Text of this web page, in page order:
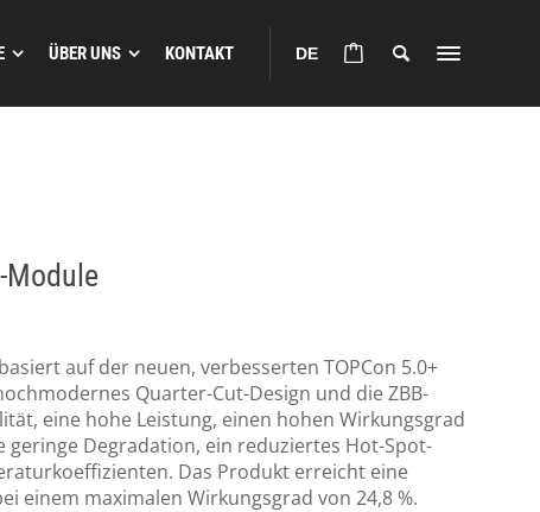
ÜBER UNS KONTAKT DE
Module
auf der neuen, verbesserten TOPCon 5.0+
Quarter-Cut-Design und die ZBB-
eine hohe Leistung, einen hohen Wirkungsgrad
geringe Degradation, ein reduziertes Hot-Spot-
Das Produkt erreicht eine
einem maximalen Wirkungsgrad von 24,8 %.